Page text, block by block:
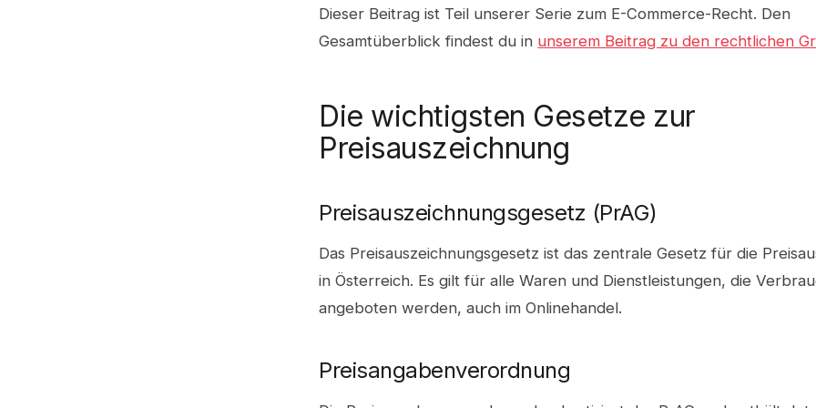
Dieser Beitrag ist Teil unserer Serie zum E-Commerce-Recht. Den
Gesamtüberblick findest du in unserem Beitrag zu den rechtlichen
Die wichtigsten Gesetze zur
Preisauszeichnung
Preisauszeichnungsgesetz (PrAG)
Das Preisauszeichnungsgesetz ist das zentrale Gesetz für die
in Österreich. Es gilt für alle Waren und Dienstleistungen, die
angeboten werden, auch im Onlinehandel.
Preisangabenverordnung